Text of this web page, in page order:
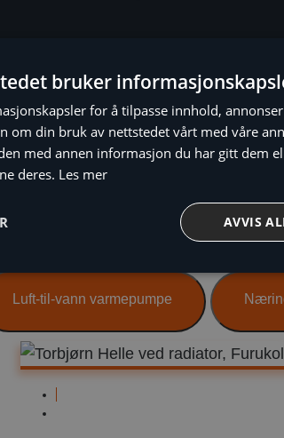
Luft-til-vann varmepumpe
bruker
for å tilpasse innhold,
om din bruk av nettstedet vårt med våre
med annen informasjon du har gitt dem
deres. Les mer
AVVIS